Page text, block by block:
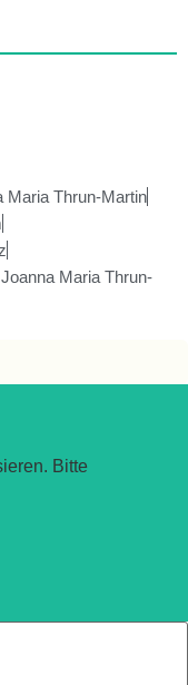
Maria Thrun-Martin
Maria Thrun-
Bitte